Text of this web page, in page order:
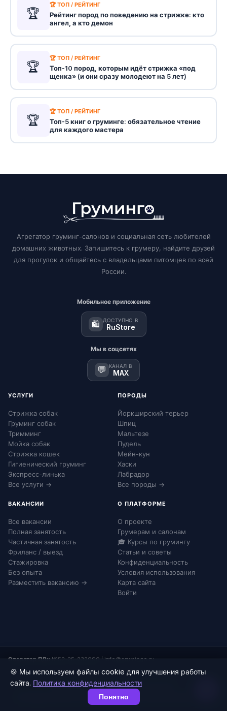
🍪 Мы используем файлы cookie для улучшения работы
сайта. Политика конфиденциальности
Понятно
🏆
🏆 ТОП / РЕЙТИНГ
Рейтинг пород по поведению на стрижке: кто
ангел, а кто демон
🏆
🏆 ТОП / РЕЙТИНГ
Топ-10 пород, которым идёт стрижка «под
щенка» (и они сразу молодеют на 5 лет)
🏆
🏆 ТОП / РЕЙТИНГ
Топ-5 книг о груминге: обязательное чтение
для каждого мастера
Агрегатор груминг-салонов и социальная сеть любителей
домашних животных. Запишитесь к грумеру, найдите друзей
для прогулок и общайтесь с владельцами питомцев по всей
России.
Мобильное приложение
🛍️ ДОСТУПНО В
RuStore
Мы в соцсетях
💬 КАНАЛ В
MAX
УСЛУГИ
Стрижка собак
Груминг собак
Тримминг
Мойка собак
Стрижка кошек
Гигиенический груминг
Экспресс-линька
Все услуги →
ПОРОДЫ
Йоркширский терьер
Шпиц
Мальтезе
Пудель
Мейн-кун
Хаски
Лабрадор
Все породы →
ВАКАНСИИ
Все вакансии
Полная занятость
Частичная занятость
Фриланс / выезд
Стажировка
Без опыта
Разместить вакансию →
О ПЛАТФОРМЕ
О проекте
Грумерам и салонам
🎓 Курсы по грумингу
Статьи и советы
Конфиденциальность
Условия использования
Карта сайта
Войти
Оператор ПДн:№52-25-232090|info@grumingo.ru
© 2026 Груминго. Все права защищены.
Согласие на ПДн